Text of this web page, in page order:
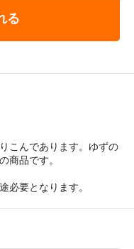
る
こんであります。ゆずの
商品です。
必要となります。